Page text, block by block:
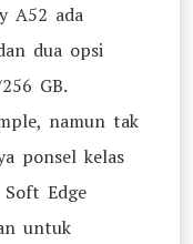
A52 ada
dua opsi
GB.
namun tak
ponsel kelas
Soft Edge
untuk